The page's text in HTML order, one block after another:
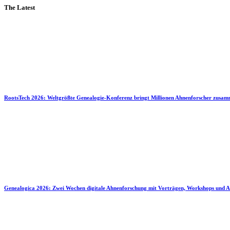
The Latest
RootsTech 2026: Weltgrößte Genealogie-Konferenz bringt Millionen Ahnenforscher
Genealogica 2026: Zwei Wochen digitale Ahnenforschung mit Vorträgen, Workshops und